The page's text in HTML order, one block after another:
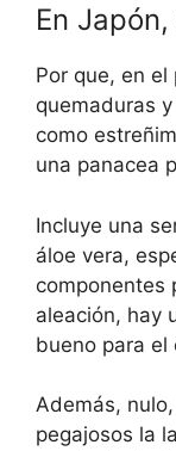
En
Por que, en
quemaduras
como
una panacea
Incluye una
áloe vera,
componentes
aleación, hay
bueno para el
Además,
pegajosos la